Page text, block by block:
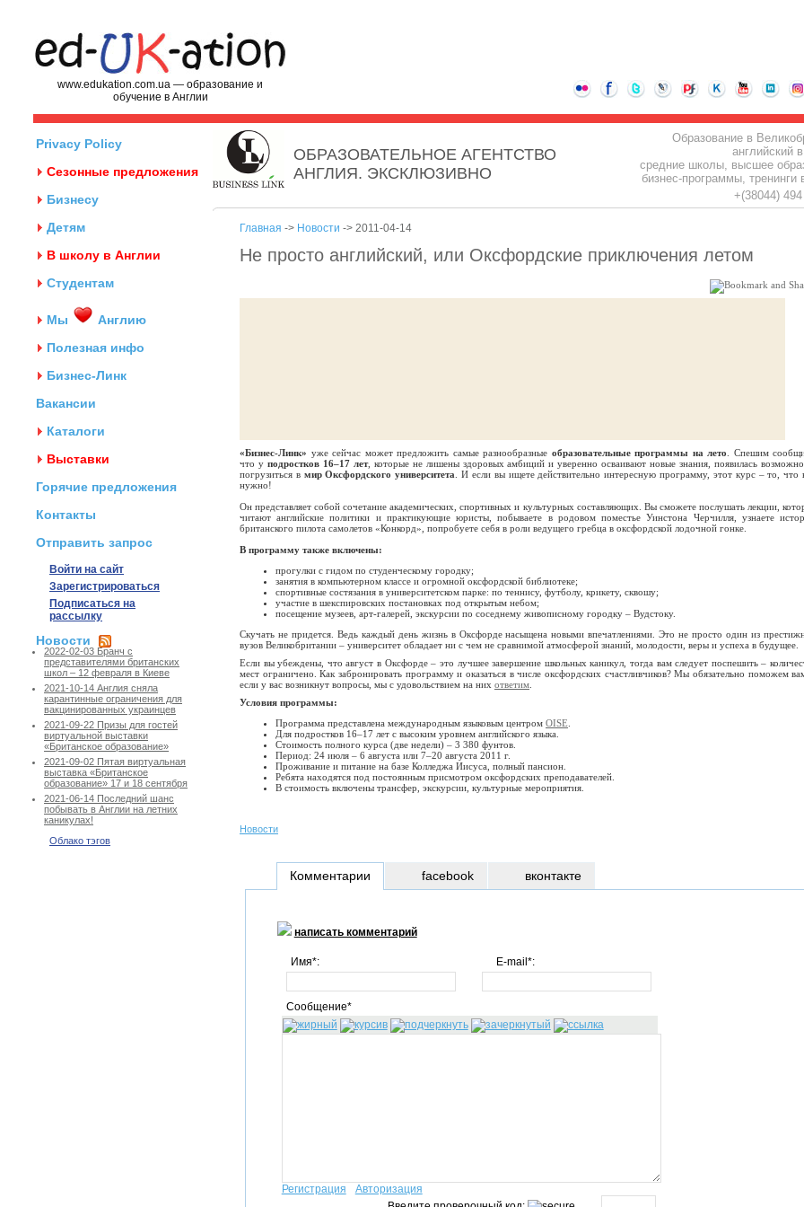
www.edukation.com.ua — образование и
обучение в Англии
Privacy Policy
Сезонные предложения
Бизнесу
Детям
В школу в Англии
Студентам
Мы
Англию
Полезная инфо
Бизнес-Линк
Вакансии
Каталоги
Выставки
Горячие предложения
Контакты
Отправить запрос
Войти на сайт
Зарегистрироваться
Подписаться на
рассылку
Новости
2022-02-03 Бранч с
представителями британских
школ – 12 февраля в Киеве
2021-10-14 Англия сняла
карантинные ограничения для
вакцинированных украинцев
2021-09-22 Призы для гостей
виртуальной выставки
«Британское образование»
2021-09-02 Пятая виртуальная
выставка «Британское
образование» 17 и 18 сентября
2021-06-14 Последний шанс
побывать в Англии на летних
каникулах!
Облако тэгов
ОБРАЗОВАТЕЛЬНОЕ АГЕНТСТВО
АНГЛИЯ. ЭКСКЛЮЗИВНО
Образование в
английский
средние школы, высшее
бизнес-программы, тренинги
+(38044)
Главная -> Новости -> 2011-04-14
Не просто английский, или Оксфордские приключения летом
«Бизнес-Линк» уже сейчас может предложить самые разнообразные образовательные программы на лето . Спешим
что у подростков 16–17 лет, которые не лишены здоровых амбиций и уверенно осваивают новые знания, появилась
погрузиться в мир Оксфордского университета
. И если вы ищете действительно интересную программу, этот курс – то, что
нужно!
Он представляет собой сочетание академических, спортивных и культурных составляющих. Вы сможете послушать лекции,
читают английские политики и практикующие юристы, побываете в родовом поместье Уинстона Черчилля, узнаете
британского пилота самолетов «Конкорд», попробуете себя в роли ведущего гребца в оксфордской лодочной гонке.
В программу также включены:
прогулки с гидом по студенческому городку;
занятия в компьютерном классе и огромной оксфордской библиотеке;
спортивные состязания в университетском парке: по теннису, футболу, крикету, сквошу;
участие в шекспировских постановках под открытым небом;
посещение музеев, арт-галерей, экскурсии по соседнему живописному городку – Вудстоку.
Скучать не придется. Ведь каждый день жизнь в Оксфорде насыщена новыми впечатлениями. Это не просто один из
вузов Великобритании – университет обладает ни с чем не сравнимой атмосферой знаний, молодости, веры и успеха в будущее.
Если вы убеждены, что август в Оксфорде – это лучшее завершение школьных каникул, тогда вам следует поспешить –
мест ограничено. Как забронировать программу и оказаться в числе оксфордских счастливчиков? Мы обязательно поможем
если у вас возникнут вопросы, мы с удовольствием на них ответим
Условия программы:
Программа представлена международным языковым центром OISE
Для подростков 16–17 лет с высоким уровнем английского языка.
Стоимость полного курса (две недели) – 3 380 фунтов.
Период: 24 июля – 6 августа или 7–20 августа 2011 г.
Проживание и питание на базе Колледжа Иисуса, полный пансион.
Ребята находятся под постоянным присмотром оксфордских преподавателей.
В стоимость включены трансфер, экскурсии, культурные мероприятия.
Новости
Комментарии
написать комментарий
Имя*: E-mail*:
Сообщение*
Регистрация
Авторизация
facebook вконтакте